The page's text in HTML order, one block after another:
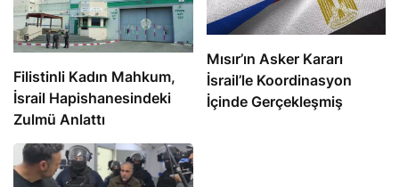
Filistinli Kadın Mahkum,
İsrail Hapishanesindeki
Zulmü Anlattı
Mısır’ın Asker Kararı
İsrail’le Koordinasyon
İçinde Gerçekleşmiş